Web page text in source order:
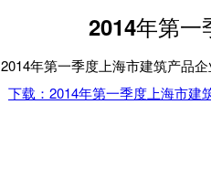
2014年第
2014年第一季度上海市建筑产品
下载：2014年第一季度上海市建